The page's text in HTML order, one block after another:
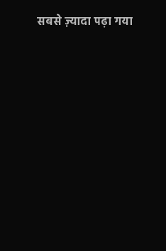
सबसे ज़्यादा पढ़ा गया